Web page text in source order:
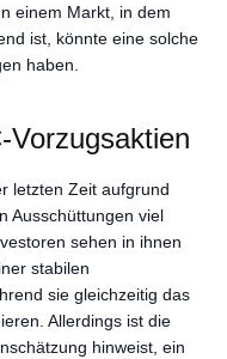
einem Markt, in dem
ist, könnte eine solche
haben.
Vorzugsaktien
letzten Zeit aufgrund
Ausschüttungen viel
sehen in ihnen
stabilen
sie gleichzeitig das
Allerdings ist die
hinweist, ein